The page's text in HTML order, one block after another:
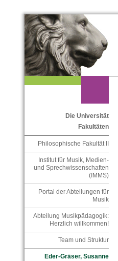
Die Universität
Fakultäten
Philosophische Fakultät II
Institut für Musik, Medien-
und Sprechwissenschaften
(IMMS)
Portal der Abteilungen für
Musik
Abteilung Musikpädagogik:
Herzlich willkommen!
Team und Struktur
Eder-Gräser, Susanne